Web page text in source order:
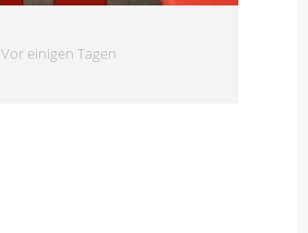
Vor einigen Tagen